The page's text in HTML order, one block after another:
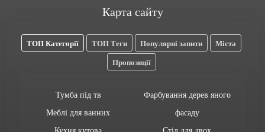
Карта сайту
ТОП Категорії ТОП Теги Популярні запити
Міста
Пропозиції
Тумба під тв
Меблі для ванних
Фарбування дерев яного
фасаду